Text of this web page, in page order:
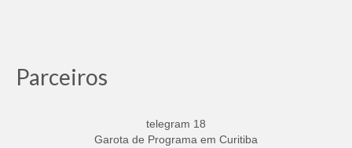
Parceiros
telegram 18
Garota de Programa em Curitiba